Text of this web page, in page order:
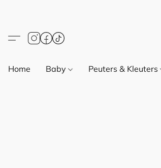
Home Baby Peuters & Kleuters